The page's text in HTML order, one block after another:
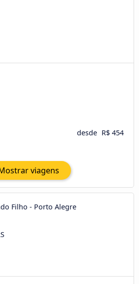
desde R$ 454
viagens
Filho - Porto Alegre